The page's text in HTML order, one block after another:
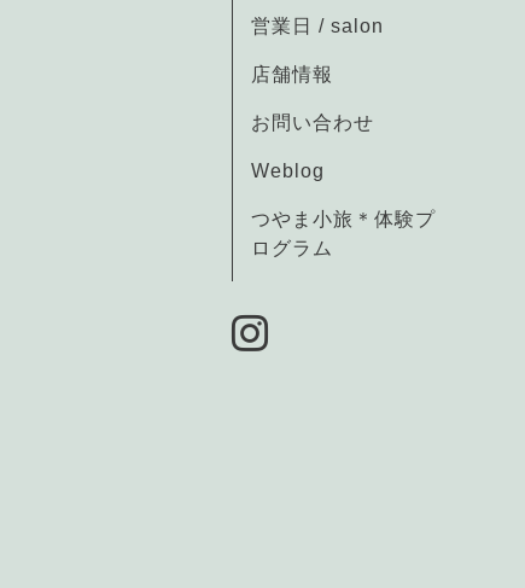
営業日 / salon
店舗情報
お問い合わせ
Weblog
つやま小旅＊体験プ
ログラム